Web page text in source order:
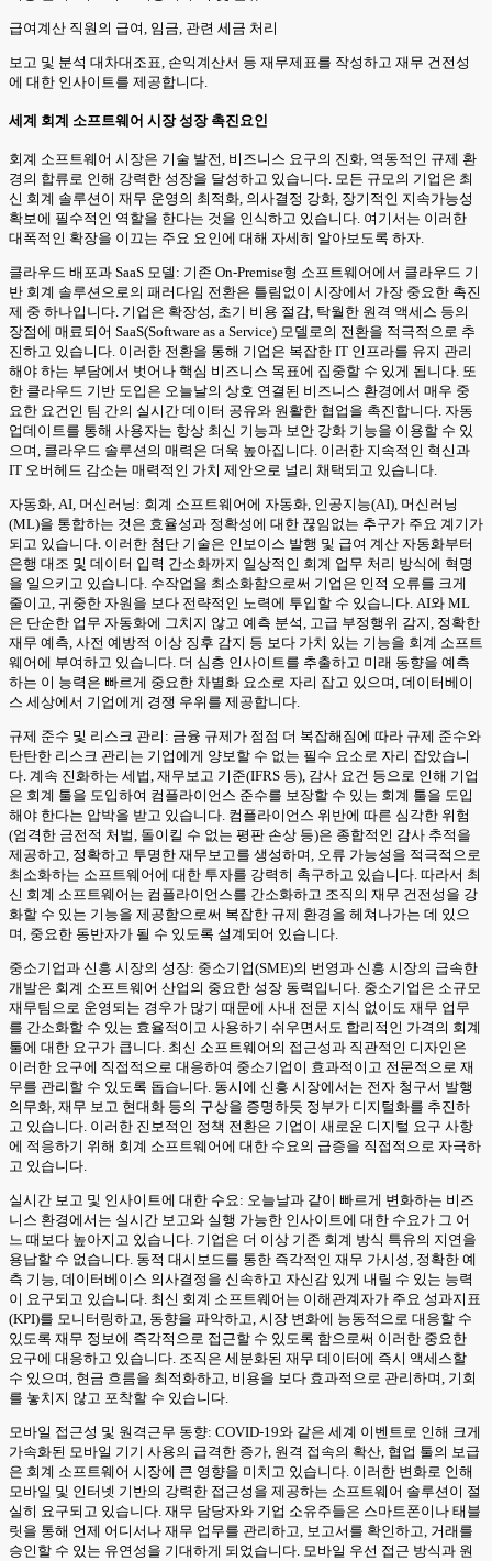
급여계산 직원의 급여, 임금, 관련 세금 처리
보고 및 분석 대차대조표, 손익계산서 등 재무제표를 작성하고 재무 건전성
에 대한 인사이트를 제공합니다.
세계 회계 소프트웨어 시장 성장 촉진요인
회계 소프트웨어 시장은 기술 발전, 비즈니스 요구의 진화, 역동적인 규제 환
경의 합류로 인해 강력한 성장을 달성하고 있습니다. 모든 규모의 기업은 최
신 회계 솔루션이 재무 운영의 최적화, 의사결정 강화, 장기적인 지속가능성
확보에 필수적인 역할을 한다는 것을 인식하고 있습니다. 여기서는 이러한
대폭적인 확장을 이끄는 주요 요인에 대해 자세히 알아보도록 하자.
클라우드 배포과 SaaS 모델: 기존 On-Premise형 소프트웨어에서 클라우드 기
반 회계 솔루션으로의 패러다임 전환은 틀림없이 시장에서 가장 중요한 촉진
제 중 하나입니다. 기업은 확장성, 초기 비용 절감, 탁월한 원격 액세스 등의
장점에 매료되어 SaaS(Software as a Service) 모델로의 전환을 적극적으로 추
진하고 있습니다. 이러한 전환을 통해 기업은 복잡한 IT 인프라를 유지 관리
해야 하는 부담에서 벗어나 핵심 비즈니스 목표에 집중할 수 있게 됩니다. 또
한 클라우드 기반 도입은 오늘날의 상호 연결된 비즈니스 환경에서 매우 중
요한 요건인 팀 간의 실시간 데이터 공유와 원활한 협업을 촉진합니다. 자동
업데이트를 통해 사용자는 항상 최신 기능과 보안 강화 기능을 이용할 수 있
으며, 클라우드 솔루션의 매력은 더욱 높아집니다. 이러한 지속적인 혁신과
IT 오버헤드 감소는 매력적인 가치 제안으로 널리 채택되고 있습니다.
자동화, AI, 머신러닝: 회계 소프트웨어에 자동화, 인공지능(AI), 머신러닝
(ML)을 통합하는 것은 효율성과 정확성에 대한 끊임없는 추구가 주요 계기가
되고 있습니다. 이러한 첨단 기술은 인보이스 발행 및 급여 계산 자동화부터
은행 대조 및 데이터 입력 간소화까지 일상적인 회계 업무 처리 방식에 혁명
을 일으키고 있습니다. 수작업을 최소화함으로써 기업은 인적 오류를 크게
줄이고, 귀중한 자원을 보다 전략적인 노력에 투입할 수 있습니다. AI와 ML
은 단순한 업무 자동화에 그치지 않고 예측 분석, 고급 부정행위 감지, 정확한
재무 예측, 사전 예방적 이상 징후 감지 등 보다 가치 있는 기능을 회계 소프트
웨어에 부여하고 있습니다. 더 심층 인사이트를 추출하고 미래 동향을 예측
하는 이 능력은 빠르게 중요한 차별화 요소로 자리 잡고 있으며, 데이터베이
스 세상에서 기업에게 경쟁 우위를 제공합니다.
규제 준수 및 리스크 관리: 금융 규제가 점점 더 복잡해짐에 따라 규제 준수와
탄탄한 리스크 관리는 기업에게 양보할 수 없는 필수 요소로 자리 잡았습니
다. 계속 진화하는 세법, 재무보고 기준(IFRS 등), 감사 요건 등으로 인해 기업
은 회계 툴을 도입하여 컴플라이언스 준수를 보장할 수 있는 회계 툴을 도입
해야 한다는 압박을 받고 있습니다. 컴플라이언스 위반에 따른 심각한 위험
(엄격한 금전적 처벌, 돌이킬 수 없는 평판 손상 등)은 종합적인 감사 추적을
제공하고, 정확하고 투명한 재무보고를 생성하며, 오류 가능성을 적극적으로
최소화하는 소프트웨어에 대한 투자를 강력히 촉구하고 있습니다. 따라서 최
신 회계 소프트웨어는 컴플라이언스를 간소화하고 조직의 재무 건전성을 강
화할 수 있는 기능을 제공함으로써 복잡한 규제 환경을 헤쳐나가는 데 있으
며, 중요한 동반자가 될 수 있도록 설계되어 있습니다.
중소기업과 신흥 시장의 성장: 중소기업(SME)의 번영과 신흥 시장의 급속한
개발은 회계 소프트웨어 산업의 중요한 성장 동력입니다. 중소기업은 소규모
재무팀으로 운영되는 경우가 많기 때문에 사내 전문 지식 없이도 재무 업무
를 간소화할 수 있는 효율적이고 사용하기 쉬우면서도 합리적인 가격의 회계
툴에 대한 요구가 큽니다. 최신 소프트웨어의 접근성과 직관적인 디자인은
이러한 요구에 직접적으로 대응하여 중소기업이 효과적이고 전문적으로 재
무를 관리할 수 있도록 돕습니다. 동시에 신흥 시장에서는 전자 청구서 발행
의무화, 재무 보고 현대화 등의 구상을 증명하듯 정부가 디지털화를 추진하
고 있습니다. 이러한 진보적인 정책 전환은 기업이 새로운 디지털 요구 사항
에 적응하기 위해 회계 소프트웨어에 대한 수요의 급증을 직접적으로 자극하
고 있습니다.
실시간 보고 및 인사이트에 대한 수요: 오늘날과 같이 빠르게 변화하는 비즈
니스 환경에서는 실시간 보고와 실행 가능한 인사이트에 대한 수요가 그 어
느 때보다 높아지고 있습니다. 기업은 더 이상 기존 회계 방식 특유의 지연을
용납할 수 없습니다. 동적 대시보드를 통한 즉각적인 재무 가시성, 정확한 예
측 기능, 데이터베이스 의사결정을 신속하고 자신감 있게 내릴 수 있는 능력
이 요구되고 있습니다. 최신 회계 소프트웨어는 이해관계자가 주요 성과지표
(KPI)를 모니터링하고, 동향을 파악하고, 시장 변화에 능동적으로 대응할 수
있도록 재무 정보에 즉각적으로 접근할 수 있도록 함으로써 이러한 중요한
요구에 대응하고 있습니다. 조직은 세분화된 재무 데이터에 즉시 액세스할
수 있으며, 현금 흐름을 최적화하고, 비용을 보다 효과적으로 관리하며, 기회
를 놓치지 않고 포착할 수 있습니다.
모바일 접근성 및 원격근무 동향: COVID-19와 같은 세계 이벤트로 인해 크게
가속화된 모바일 기기 사용의 급격한 증가, 원격 접속의 확산, 협업 툴의 보급
은 회계 소프트웨어 시장에 큰 영향을 미치고 있습니다. 이러한 변화로 인해
모바일 및 인터넷 기반의 강력한 접근성을 제공하는 소프트웨어 솔루션이 절
실히 요구되고 있습니다. 재무 담당자와 기업 소유주들은 스마트폰이나 태블
릿을 통해 언제 어디서나 재무 업무를 관리하고, 보고서를 확인하고, 거래를
승인할 수 있는 유연성을 기대하게 되었습니다. 모바일 우선 접근 방식과 원